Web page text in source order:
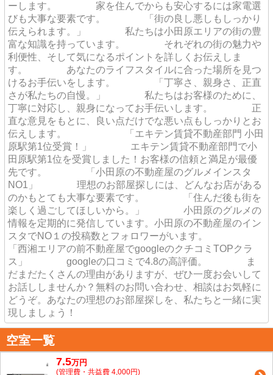
ーします。 家を住んでからも安心するには家電選
びも大事な要素です。 「街の良し悪しもしっかり
伝えられます。」 私たちは小田原エリアの街の豊
富な知識を持っています。 それぞれの街の魅力や
利便性、そして気になるポイントを詳しくお伝えしま
す。 あなたのライフスタイルに合った場所を見つ
けるお手伝いをします。 「丁寧さ、親身さ、正直
さが私たちの自慢。」 私たちはお客様のために、
丁寧に対応し、親身になってお手伝いします。 正
直な意見をもとに、良い点だけでな悪い点もしっかりとお
伝えします。 「エキテン賃貸不動産部門 小田
原駅第1位受賞！」 エキテン賃貸不動産部門で小
田原駅第1位を受賞しました！お客様の信頼と満足が最優
先です。 「小田原の不動産屋のグルメインスタ
NO1」 理想のお部屋探しには、どんなお店がある
のかもとても大事な要素です。 「住んだ後も街を
楽しく過ごしてほしいから。」 小田原のグルメの
情報を定期的に発信しています。小田原の不動産屋のイン
スタでNO１の投稿数とフォロワーがいます。
「西湘エリアの前不動産屋でgoogleのクチコミTOPクラ
ス」 googleの口コミで4.8の高評価。 ま
だまだたくさんの理由がありますが、ぜひ一度お会いして
お話ししませんか？無料のお問い合わせ、相談はお気軽に
どうぞ。あなたの理想のお部屋探しを、私たちと一緒に実
現しましょう！
空室一覧
7.5万円
(管理費・共益費 4,000円)